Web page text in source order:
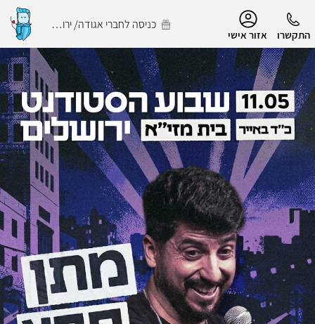
התקשרו אזור אישי
כניסה לחברי אגודה/ ירושלמי
הפרופיל שלי
התנתק